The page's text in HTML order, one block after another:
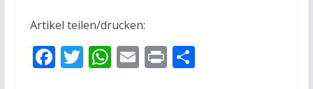
Artikel teilen/drucken:
F T W E PrT